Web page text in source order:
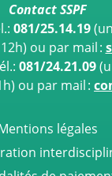
Contact SSPF
081/25.14.19
ou par mail :
081/24.21.09
ou par mail :
légales